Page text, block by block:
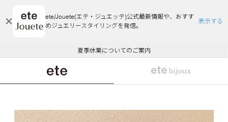
ete/Jouete(エテ・ジュエッテ)公式最新情報や、おすす
めジュエリースタイリングを発信。
表示する
エコラッピング及びエコポイント付与のご案内
ご注文いただいたお品物のお届け状況について
夏季休業についてのご案内
WEB Limited Items >>
採用のご案内
悪質な偽サイトにご注意ください
エコラッピング及びエコポイント付与のご案内
ご注文いただいたお品物のお届け状況について